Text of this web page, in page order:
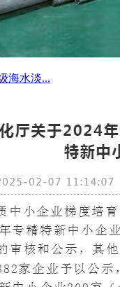
海水淡...